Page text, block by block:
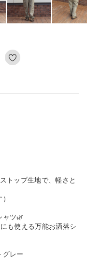
トップ生地で、軽さと
ャツ🌿
も使える万能お洒落シ
グレー